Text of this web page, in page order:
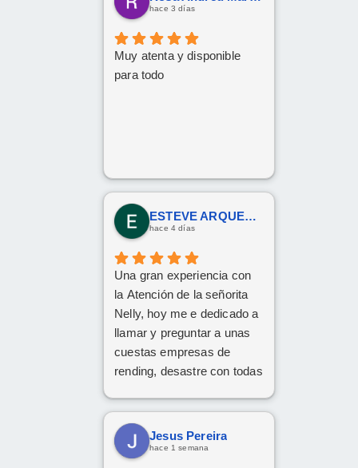
hace 3 días
Muy atenta y disponible
para todo
ESTEVE ARQUES SENDRA
hace 4 días
Una gran experiencia con
la Atención de la señorita
Nelly, hoy me e dedicado a
llamar y preguntar a unas
cuestas empresas de
rending, desastre con todas
hamablemente una chica
llamada Nelly. No me a
puesta ni el más pequeño
Jesus Pereira
hace 1 semana